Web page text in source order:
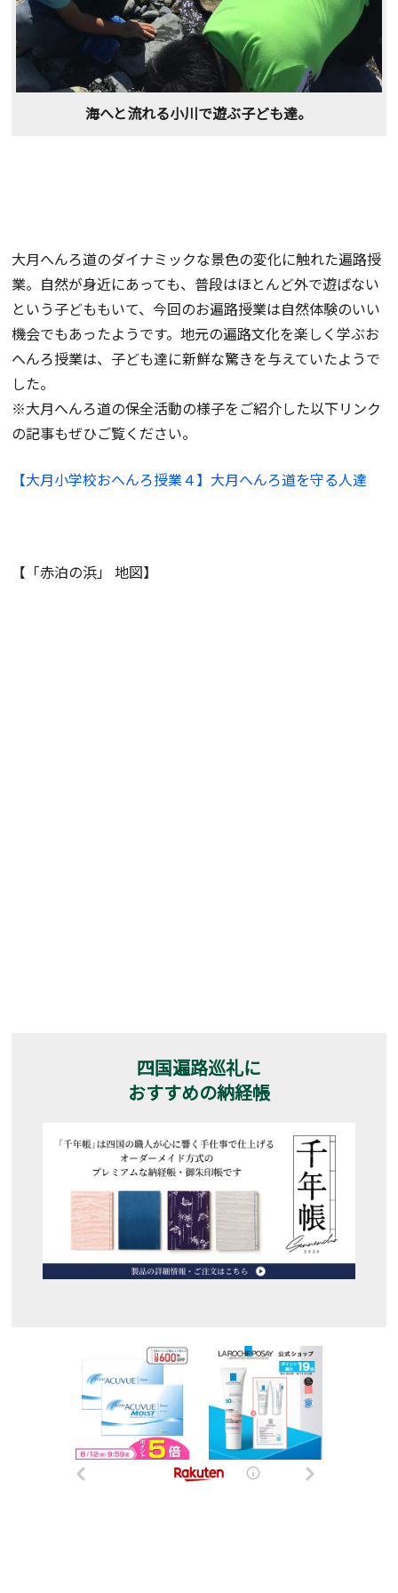
海へと流れる小川で遊ぶ子ども達。
大月へんろ道のダイナミックな景色の変化に触れた遍路授
業。自然が身近にあっても、普段はほとんど外で遊ばない
という子どももいて、今回のお遍路授業は自然体験のいい
機会でもあったようです。地元の遍路文化を楽しく学ぶお
へんろ授業は、子ども達に新鮮な驚きを与えていたようで
した。
※大月へんろ道の保全活動の様子をご紹介した以下リンク
の記事もぜひご覧ください。
【大月小学校おへんろ授業４】大月へんろ道を守る人達
【「赤泊の浜」 地図】
四国遍路巡礼に
おすすめの納経帳